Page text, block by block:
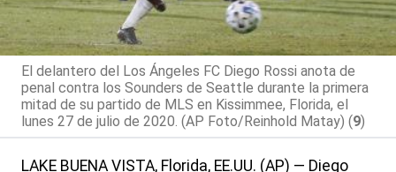
El delantero del Los Ángeles FC Diego Rossi anota de
penal contra los Sounders de Seattle durante la primera
mitad de su partido de MLS en Kissimmee, Florida, el
lunes 27 de julio de 2020. (AP Foto/Reinhold Matay) (9)
LAKE BUENA VISTA, Florida, EE.UU. (AP) — Diego